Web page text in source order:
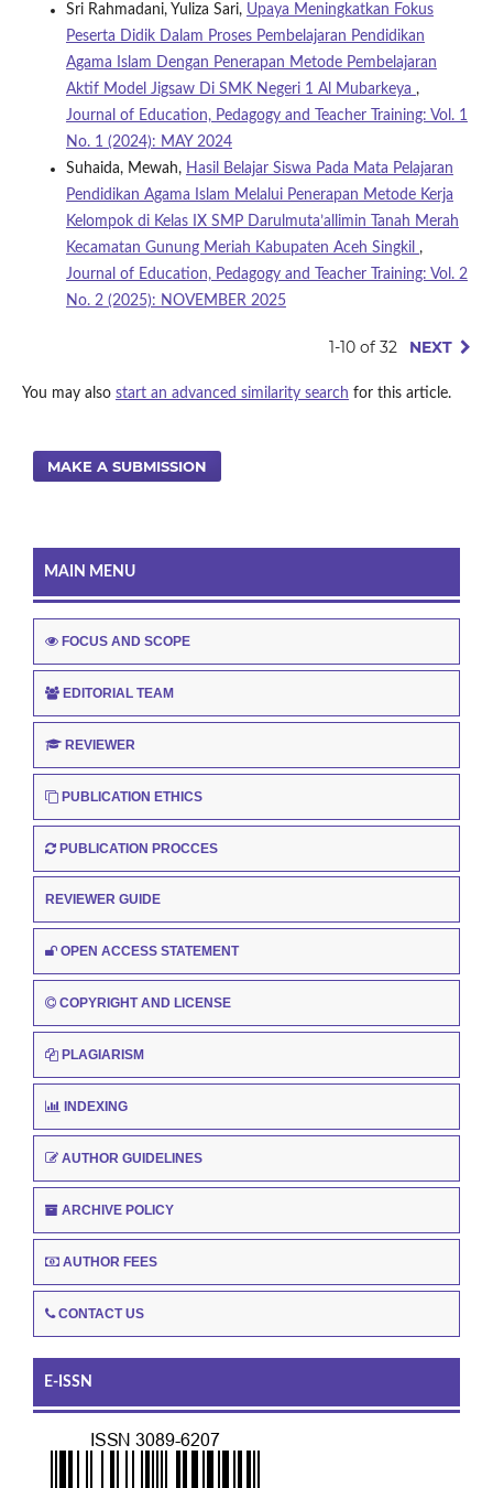
Sri Rahmadani, Yuliza Sari, Upaya Meningkatkan Fokus
Peserta Didik Dalam Proses Pembelajaran Pendidikan
Agama Islam Dengan Penerapan Metode Pembelajaran
Aktif Model Jigsaw Di SMK Negeri 1 Al Mubarkeya ,
Journal of Education, Pedagogy and Teacher Training: Vol. 1
No. 1 (2024): MAY 2024
Suhaida, Mewah, Hasil Belajar Siswa Pada Mata Pelajaran
Pendidikan Agama Islam Melalui Penerapan Metode Kerja
Kelompok di Kelas IX SMP Darulmuta’allimin Tanah Merah
Kecamatan Gunung Meriah Kabupaten Aceh Singkil ,
Journal of Education, Pedagogy and Teacher Training: Vol. 2
No. 2 (2025): NOVEMBER 2025
1-10 of 32 NEXT
You may also start an advanced similarity search for this article.
MAKE A SUBMISSION
MAIN MENU
FOCUS AND SCOPE
EDITORIAL TEAM
REVIEWER
PUBLICATION ETHICS
PUBLICATION PROCCES
REVIEWER GUIDE
OPEN ACCESS STATEMENT
COPYRIGHT AND LICENSE
PLAGIARISM
INDEXING
AUTHOR GUIDELINES
ARCHIVE POLICY
AUTHOR FEES
CONTACT US
E-ISSN